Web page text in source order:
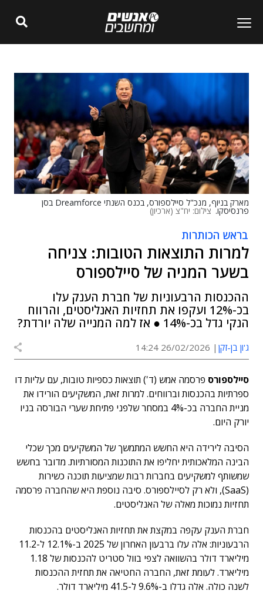
מארק בניוף, מנכ"ל סיילספורס, בכנס השנתי Dreamforce בסן
פרנסיסקו. צילום: יח"צ (ארכיון)
בראש הכותרות
למרות התוצאות הטובות: צניחה
בשער המניה של סיילספורס
ההכנסות הרבעוניות של חברת הענק עלו
בכ-12% ועקפו את תחזיות האנליסטים, והרווח
הנקי גדל בכ-14% ● אז למה המנייה שלה יורדת?
ג'ון בן-זקן 26/02/2026 14:24
סיילספורס פרסמה אמש (ד') תוצאות כספיות טובות, עם עליות דו
ספרתיות בהכנסות וברווחים. למרות זאת, המשקיעים הורידו את
מניית החברה בכ-4% במסחר שלפני פתיחת שערי הבורסה בניו
יורק היום.
הסיבה לירידה היא החשש המתמשך של המשקיעים מכך שכלי
הבינה המלאכותית יחליפו את התוכנות המסורתיות. מדובר בחשש
שמשותף למשקיעים בחברות רבות שמציעות תוכנה כשירות
(SaaS), ולא רק לסיילספורס. סיבה נוספת היא שהחברה פרסמה
תחזיות נמוכות מאלה של האנליסטים.
חברת הענק עקפה במקצת את תחזיות האנליסטים בהכנסות
הרבעוניות: אלה עלו ברבעון האחרון של 2025 ב-12.1% ל-11.2
מיליארד דולר בהשוואה לצפי בוול סטריט להכנסות של 1.18
מיליארד. לעומת זאת, החברה החטיאה את תחזית ההכנסות
לשנה כולה. אלה גדלו ב-9.6% ל-41.5 מיליארד דולר.